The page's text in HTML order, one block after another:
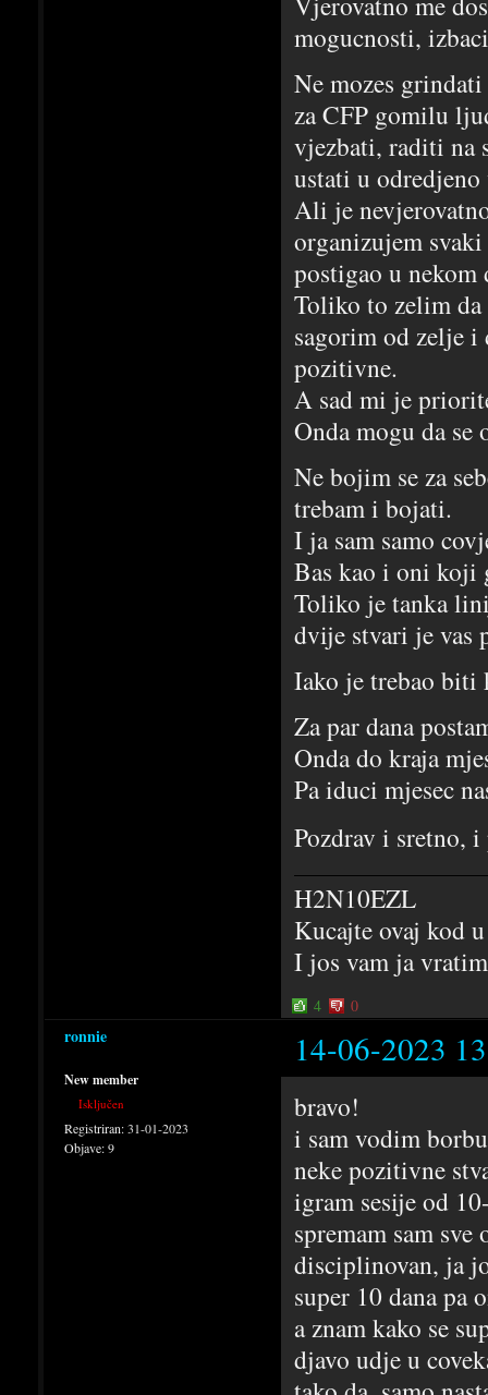
mogucnosti,
Ne mozes
za CFP gomilu
vjezbati, raditi na
ustati u
Ali je
organizujem
postigao u nekom
Toliko to zelim da
sagorim od zelje
pozitivne.
A sad mi je
Onda mogu da
Ne bojim se za
trebam i bojati.
I ja sam samo
Bas kao i oni koji
Toliko je tanka
dvije stvari je vas
Iako je trebao biti
Za par dana
Onda do kraja
Pa iduci mjesec
Pozdrav i sretno,
H2N10EZL
Kucajte ovaj kod
I jos vam ja
4 0
ronnie 14-06-2023
New member
Isključen
Registriran:31-01-2023
Objave:9
bravo!
i sam vodim
neke pozitivne
igram sesije od
spremam sam
disciplinovan, ja
super 10 dana pa
a znam kako se
djavo udje u